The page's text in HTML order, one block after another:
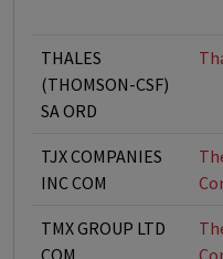
THALES
(THOMSON-CSF)
SA ORD
TJX COMPANIES
INC COM
TMX GROUP LTD
COM